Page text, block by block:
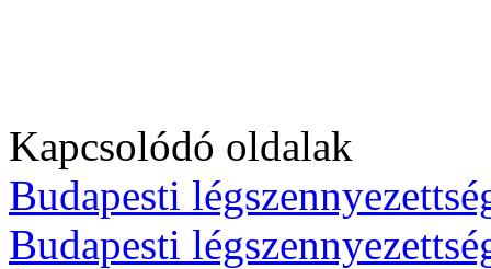
Kapcsolódó oldalak
Budapesti
Budapesti